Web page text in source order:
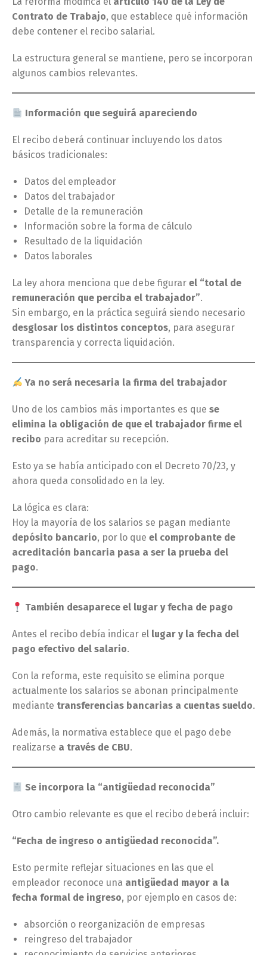
Contrato de Trabajo, que establece qué información
debe contener el recibo salarial.
La estructura general se mantiene, pero se incorporan
algunos cambios relevantes.
Información que seguirá apareciendo
El recibo deberá continuar incluyendo los datos
básicos tradicionales:
Datos del empleador
Datos del trabajador
Detalle de la remuneración
Información sobre la forma de cálculo
Resultado de la liquidación
Datos laborales
La ley ahora menciona que debe figurar el “total de
remuneración que perciba el trabajador”.
Sin embargo, en la práctica seguirá siendo necesario
desglosar los distintos conceptos, para asegurar
transparencia y correcta liquidación.
Ya no será necesaria la firma del trabajador
Uno de los cambios más importantes es que se
elimina la obligación de que el trabajador firme el
recibo para acreditar su recepción.
Esto ya se había anticipado con el Decreto 70/23, y
ahora queda consolidado en la ley.
La lógica es clara:
Hoy la mayoría de los salarios se pagan mediante
depósito bancario, por lo que el comprobante de
acreditación bancaria pasa a ser la prueba del
pago.
También desaparece el lugar y fecha de pago
Antes el recibo debía indicar el lugar y la fecha del
pago efectivo del salario.
Con la reforma, este requisito se elimina porque
actualmente los salarios se abonan principalmente
mediante transferencias bancarias a cuentas sueldo.
Además, la normativa establece que el pago debe
realizarse a través de CBU.
Se incorpora la “antigüedad reconocida”
Otro cambio relevante es que el recibo deberá incluir:
“Fecha de ingreso o antigüedad reconocida”.
Esto permite reflejar situaciones en las que el
empleador reconoce una antigüedad mayor a la
fecha formal de ingreso, por ejemplo en casos de:
absorción o reorganización de empresas
reingreso del trabajador